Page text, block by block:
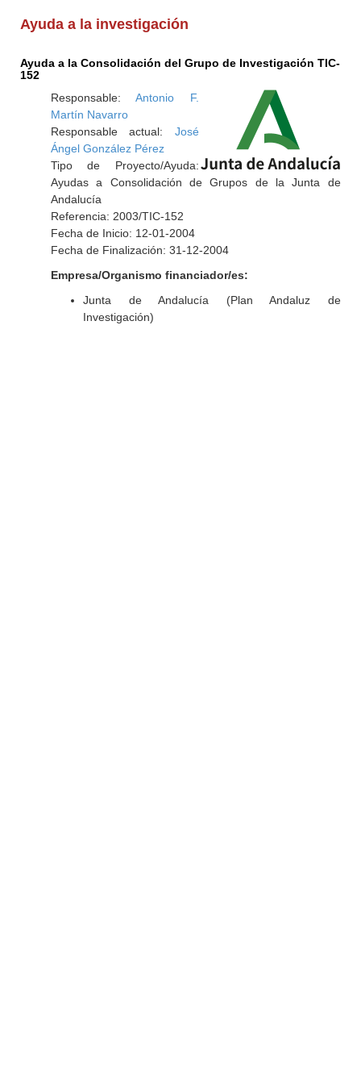
Ayuda a la investigación
Ayuda a la Consolidación del Grupo de Investigación TIC-
152
Responsable:Antonio F.
Martín Navarro
Responsable actual: José
Ángel González Pérez
Tipo de Proyecto/Ayuda:
Ayudas a Consolidación de Grupos de la Junta de
Andalucía
Referencia: 2003/TIC-152
Fecha de Inicio: 12-01-2004
Fecha de Finalización: 31-12-2004
Empresa/Organismo financiador/es:
Junta de Andalucía (Plan Andaluz de
Investigación)